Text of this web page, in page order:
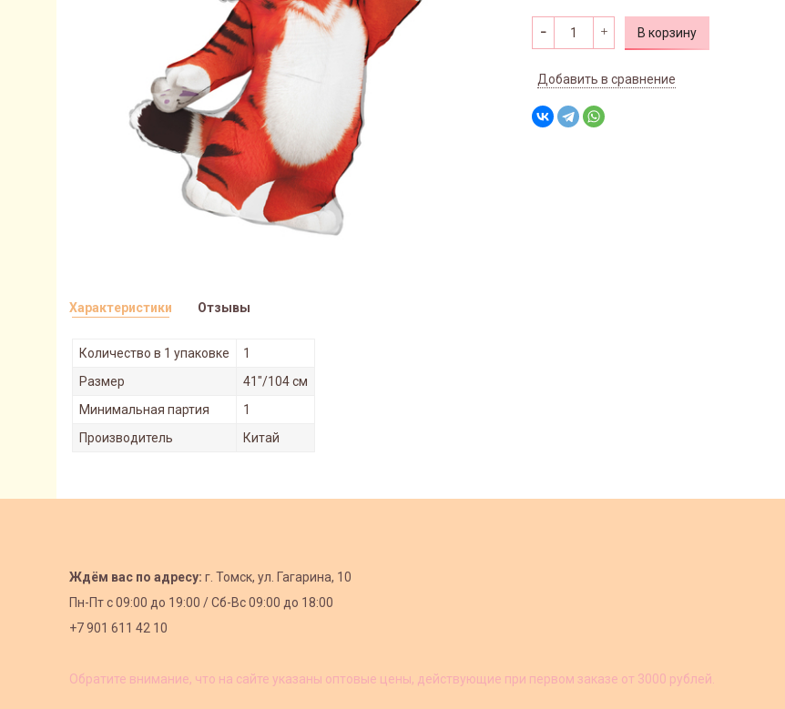
В корзину
Добавить в сравнение
Характеристики
Количество в 1 упаковке
1
Размер
41"/104 см
Минимальная партия
1
Производитель
Китай
Отзывы
Ждём вас по адресу: г. Томск, ул. Гагарина, 10
Пн-Пт с09:00 до 19:00 /Сб-Вс 09:00 до 18:00
+7 901 611 42 10
Обратите внимание, что на сайте указаны оптовые цены, действующие при первом заказе от 3000 рублей.